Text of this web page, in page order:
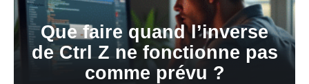
Que faire quand l’inverse
de Ctrl Z ne fonctionne pas
comme prévu ?